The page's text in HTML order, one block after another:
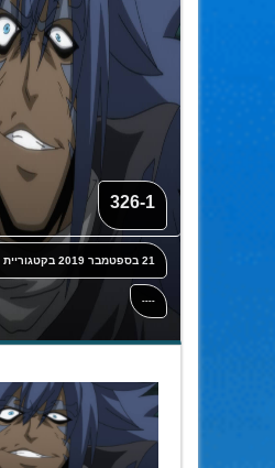
326-1
21 בספטמבר 2019 בקטגוריית
----